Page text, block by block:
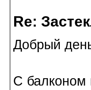
Re:
Добрый
С балконом